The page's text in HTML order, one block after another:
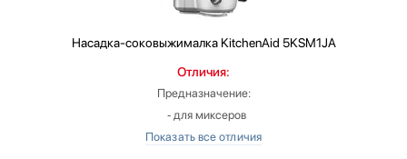
Насадка-соковыжималкаKitchenAid 5KSM1JA
Отличия:
Предназначение:
‐ для миксеров
Материал: сталь/пластик